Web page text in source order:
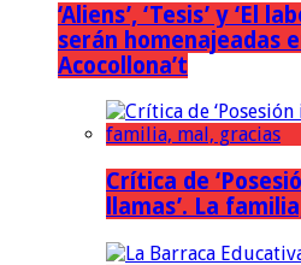
‘Aliens’, ‘Tesis’ y ‘El
serán homenajeadas
Acocollona’t
Crítica de
llamas’. La